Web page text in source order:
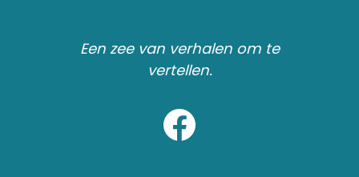
Een zee van verhalen om te
vertellen.